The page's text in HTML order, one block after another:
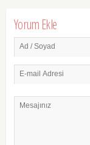
Yorum Ekle
Ad / Soyad
E-mail Adresi
Mesajınız